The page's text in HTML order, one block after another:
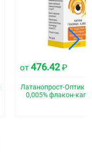
от476.42₽
Латанопрост-Оптик
0,005% флакон-